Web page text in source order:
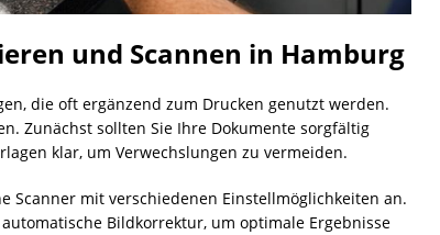
und Scannen in Hamburg
die oft ergänzend zum Drucken genutzt werden.
Zunächst sollten Sie Ihre Dokumente sorgfältig
klar, um Verwechslungen zu vermeiden.
Scanner mit verschiedenen Einstellmöglichkeiten an.
Bildkorrektur, um optimale Ergebnisse